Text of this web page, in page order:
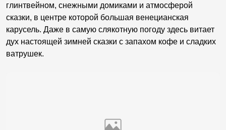
глинтвейном, снежными домиками и атмосферой
сказки, в центре которой большая венецианская
карусель. Даже в самую слякотную погоду здесь витает
дух настоящей зимней сказки с запахом кофе и сладких
ватрушек.